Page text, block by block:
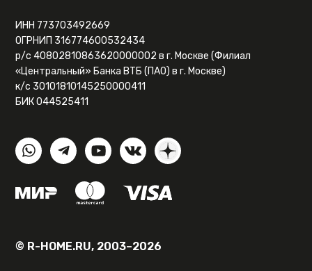
ИНН 773703492669
ОГРНИП 316774600532434
р/с 40802810863620000002 в г. Москве (Филиал
«Центральный» Банка ВТБ (ПАО) в г. Москве)
к/с 30101810145250000411
БИК 044525411
© R-HOME.RU, 2003–2026